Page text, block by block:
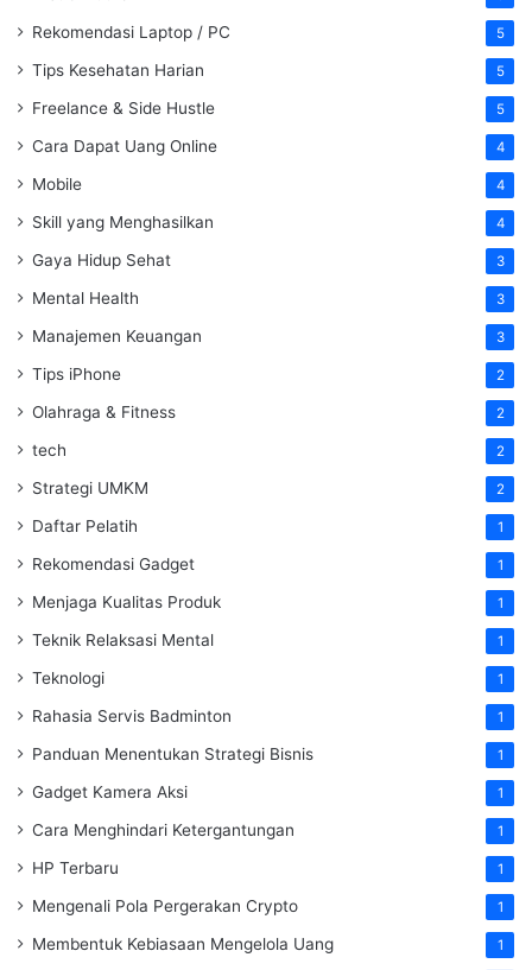
Rekomendasi Laptop / PC 5
Tips Kesehatan Harian 5
Freelance & Side Hustle 5
Cara Dapat Uang Online 4
Mobile 4
Skill yang Menghasilkan 4
Gaya Hidup Sehat 3
Mental Health 3
Manajemen Keuangan 3
Tips iPhone 2
Olahraga & Fitness 2
tech 2
Strategi UMKM 2
Daftar Pelatih 1
Rekomendasi Gadget 1
Menjaga Kualitas Produk 1
Teknik Relaksasi Mental 1
Teknologi 1
Rahasia Servis Badminton 1
Panduan Menentukan Strategi Bisnis 1
Gadget Kamera Aksi 1
Cara Menghindari Ketergantungan 1
HP Terbaru 1
Mengenali Pola Pergerakan Crypto 1
Membentuk Kebiasaan Mengelola Uang 1